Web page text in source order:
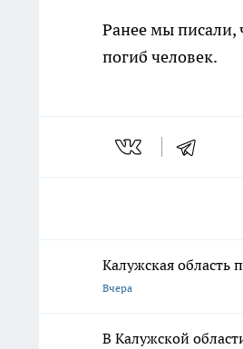
Ранее мы писали,
погиб человек.
Калужская область
Вчера
В Калужской